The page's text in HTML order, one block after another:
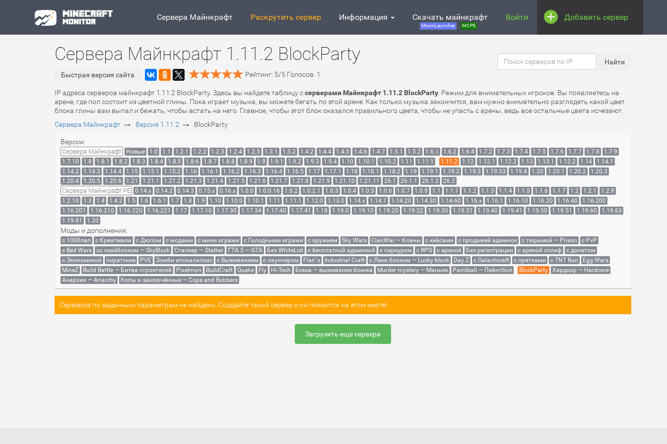
Сервера Майнкрафт Раскрутить сервер Информация Скачать майнкрафт
MoonLauncher MCPE
Войти Добавить сервер
Сервера Майнкрафт 1.11.2 BlockParty
Быстрая версия сайта Рейтинг: 5/5 Голосов: 1
IP адреса серверов майнкрафт 1.11.2 BlockParty. Здесь вы найдете таблицу ссерверами Майнкрафт 1.11.2 BlockParty . Режим для внимательных игроков. Вы появляетесь на
арене, где пол состоит из цветной глины. Пока играет музыка, вы можете бегать по этой арене. Как только музыка закончится, вам нужно внимательно разглядеть какой цвет
блока глины вам выпал и бежать, чтобы встать на него. Главное, чтобы этот блок оказался правильного цвета, чтобы не упасть с арены, ведь все остальные цвета исчезают.
Сервера Майнкрафт → Версия 1.11.2 → BlockParty
Версии:
Сервера Майнкрафт Новые 1.0 1.1 1.2.1 1.2.2 1.2.3 1.2.4 1.2.5 1.3.1 1.3.2 1.4.2 1.4.4 1.4.5 1.4.6 1.4.7 1.5.1 1.5.2 1.6.1 1.6.2 1.6.4 1.7.2 1.7.3 1.7.4 1.7.5 1.7.6 1.7.7 1.7.8
1.7.9
1.7.10
1.8 1.8.1 1.8.2 1.8.3 1.8.4 1.8.5 1.8.6 1.8.7 1.8.8 1.8.9 1.9 1.9.1 1.9.2 1.9.3 1.9.4 1.10 1.10.1 1.10.2 1.11 1.11.1 1.11.2 1.12 1.12.1 1.12.2 1.13 1.13.1 1.13.2 1.14
1.14.1
1.14.2
1.14.3 1.14.4 1.15 1.15.1 1.15.2 1.16 1.16.1 1.16.2 1.16.3 1.16.4 1.16.5 1.17 1.17.1 1.18 1.18.1 1.18.2 1.19 1.19.1 1.19.2 1.19.3 1.19.33 1.19.4 1.20 1.20.1 1.20.2
1.20.3
1.20.4
1.20.5 1.20.6 1.21 1.21.1 1.21.2 1.21.3 1.21.4 1.21.5 1.21.6 1.21.7 1.21.8 1.21.9 1.21.10 1.21.11 26.1 26.1.1 26.1.2 26.2
Сервера Майнкрафт PE 0.14.x 0.14.2 0.14.3 0.15.x 0.16.x 1.0.0 1.0.0.16 1.0.2 1.0.2.1 1.0.3 1.0.4 1.0.5 1.0.6 1.0.7 1.0.9 1.1 1.1.1 1.1.2 1.1.3 1.1.4 1.1.5 1.1.6 1.1.7 1.2 1.2.1
1.2.9
1.2.10
1.3 1.4 1.4.2 1.5 1.6 1.6.1 1.7 1.8 1.9 1.10 1.10.0 1.10.1 1.11 1.11.1 1.12.0 1.13.0 1.14.x 1.14.1 1.14.20 1.14.30 1.14.60 1.16.x 1.16.1 1.16.10 1.16.20 1.16.40
1.16.200
1.16.201
1.16.210 1.16.220 1.16.221 1.17 1.17.10 1.17.30 1.17.34 1.17.40 1.17.41 1.18 1.19.0 1.19.10 1.19.20 1.19.22 1.19.30 1.19.31 1.19.40 1.19.41 1.19.50 1.19.51 1.19.60
1.19.63
1.19.81
1.20
Моды и дополнения:
с 1000лвл c Креативом с Дюпом с модами с мини играми с Голодными играми с оружием Sky Wars ClanWar — Кланы с кейсами с продажей админок с тюрьмой — Prison
с PvP
с Bed Wars
со скайблоком — SkyBlock Сталкер — Stalker ГТА 5 — GTA Без WhiteList с бесплатной админкой с паркуром с RPG с ареной Без регистрации с ареной сплиф
с донатом
с Экономикой
пиратские PVE Зомби апокалипсис с Выживанием с лаунчером Flan`s Industrial Craft с Лаки блоком — Lucky block Day Z с Galacticraft с прятками с TNT Run
Egg Wars
MineZ
Build Battle — Битва строителей Pixelmon BuildCraft Quake Fly Hi-Tech Бомж — выживание бомжа Murder mystery — Маньяк Paintball — Пейнтбол BlockParty
Хардкор — Hardcore
Анархия — Anarchy
Копы и заключённые — Cops and Robbers
Серверов по заданным параметрам не найдено. Создайте такой сервер и он появится на этом месте!
Загрузить еще сервера